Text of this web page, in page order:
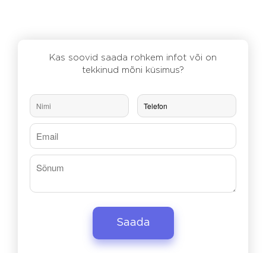
Kas soovid saada rohkem infot või on
tekkinud mõni küsimus?